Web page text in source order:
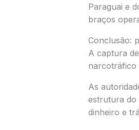
Paraguai e
braços
Conclusão:
A captura de
narcotráfico
As
estrutura do
dinheiro e